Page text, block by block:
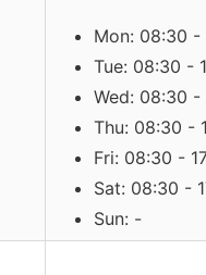
Mon: 08:30 -
Tue: 08:30 -
Wed: 08:30 -
Thu: 08:30 -
Fri: 08:30 -
Sat: 08:30 -
Sun: -